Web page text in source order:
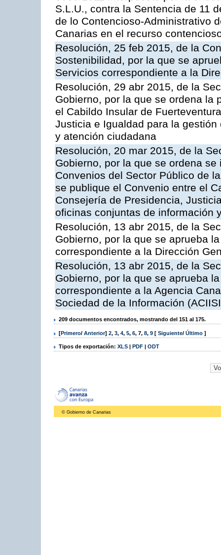
S.L.U., contra la Sentencia de 11
de lo Contencioso-Administrativo
Canarias en el recurso
Resolución, 25 feb 2015, de la
Sostenibilidad, por la que se
Servicios correspondiente a la
Resolución, 29 abr 2015, de la
Gobierno, por la que se ordena la
el Cabildo Insular de
Justicia e Igualdad para la
y atención ciudadana
Resolución, 20 mar 2015, de la
Gobierno, por la que se ordena
Convenios del Sector Público de
se publique el Convenio entre el
Consejería de Presidencia,
oficinas conjuntas de información
Resolución, 13 abr 2015, de la
Gobierno, por la que se aprueba
correspondiente a la Dirección
Resolución, 13 abr 2015, de la
Gobierno, por la que se aprueba
correspondiente a la Agencia
Sociedad de la Información
209 documentos encontrados, mostrando del 151 al 175.
[Primero/ Anterior] 2, 3, 4, 5, 6, 7, 8, 9 [ Siguiente/ Último ]
Tipos de exportación: XLS | PDF | ODT
© Gobierno de Canarias